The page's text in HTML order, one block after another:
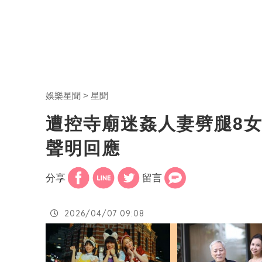
娛樂星聞 星聞
遭控寺廟迷姦人妻劈腿8
聲明回應
分享 留言
2026/04/07 09:08